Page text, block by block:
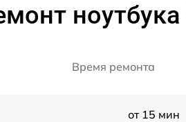
ноутбука
Время ремонта
от 15 мин